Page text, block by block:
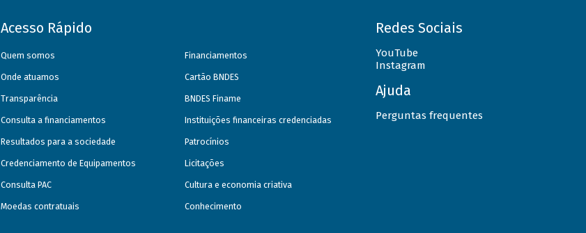
Acesso Rápido
Quem somos
Onde atuamos
Transparência
Consulta a financiamentos
Resultados para a sociedade
Credenciamento de Equipamentos
Consulta PAC
Moedas contratuais
Financiamentos
Cartão BNDES
BNDES Finame
Instituições financeiras credenciadas
Patrocínios
Licitações
Cultura e economia criativa
Conhecimento
Redes Sociais
YouTube
Instagram
Ajuda
Perguntas frequentes